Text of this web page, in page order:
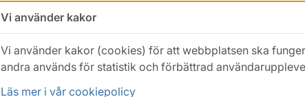
Vi använder kakor
Vi använder kakor (cookies) för att webbplatsen ska
andra används för statistik och förbättrad
Läs mer i vår cookiepolicy